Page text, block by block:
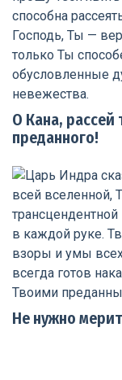
О Кана, рассей
преданного!
Не нужно